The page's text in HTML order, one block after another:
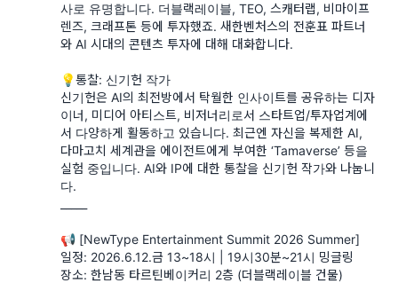
사로 유명합니다. 더블랙레이블, TEO, 스캐터랩, 비마이프
렌즈, 크래프톤 등에 투자했죠. 새한벤처스의 전훈표 파트너
와 AI 시대의 콘텐츠 투자에 대해 대화합니다.
💡통찰: 신기헌 작가
신기헌은 AI의 최전방에서 탁월한 인사이트를 공유하는 디자
이너, 미디어 아티스트, 비저너리로서 스타트업/투자업계에
서 다양하게 활동하고 있습니다. 최근엔 자신을 복제한 AI,
다마고치 세계관을 에이전트에게 부여한 ‘Tamaverse’ 등을
실험 중입니다. AI와 IP에 대한 통찰을 신기헌 작가와 나눕니
다.
📢 [NewType Entertainment Summit 2026 Summer]
일정: 2026.6.12.금 13~18시 | 19시30분~21시 밍글링
장소: 한남동 타르틴베이커리 2층 (더블랙레이블 건물)